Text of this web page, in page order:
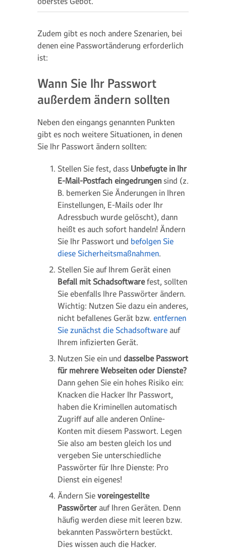
Zudem gibt es noch andere Szenarien, bei
denen eine Passwortänderung erforderlich
ist:
Wann Sie Ihr Passwort
außerdem ändern sollten
Neben den eingangs genannten Punkten
gibt es noch weitere Situationen, in denen
Sie Ihr Passwort ändern sollten:
Stellen Sie fest, dass Unbefugte in Ihr
E-Mail-Postfach eingedrungen sind (z.
B. bemerken Sie Änderungen in Ihren
Einstellungen, E-Mails oder Ihr
Adressbuch wurde gelöscht), dann
heißt es auch sofort handeln! Ändern
Sie Ihr Passwort und befolgen Sie
diese Sicherheitsmaßnahmen.
Stellen Sie auf Ihrem Gerät einen
Befall mit Schadsoftwarefest, sollten
Sie ebenfalls Ihre Passwörter ändern.
Wichtig: Nutzen Sie dazu ein anderes,
nicht befallenes Gerät bzw. entfernen
Sie zunächst die Schadsoftware auf
Ihrem infizierten Gerät.
Nutzen Sie ein und dasselbe Passwort
für mehrere Webseiten oder Dienste?
Dann gehen Sie ein hohes Risiko ein:
Knacken die Hacker Ihr Passwort,
haben die Kriminellen automatisch
Zugriff auf alle anderen Online-
Konten mit diesem Passwort. Legen
Sie also am besten gleich los und
vergeben Sie unterschiedliche
Passwörter für Ihre Dienste: Pro
Dienst ein eigenes!
Ändern Sie voreingestellte
Passwörter auf Ihren Geräten. Denn
häufig werden diese mit leeren bzw.
bekannten Passwörtern bestückt.
Dies wissen auch die Hacker.